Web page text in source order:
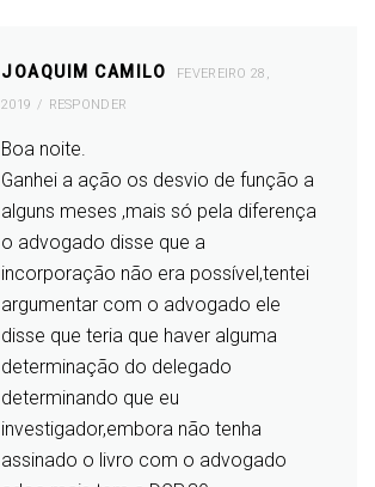
JOAQUIM CAMILO
FEVEREIRO 28,
2019
RESPONDER
Boa noite.
Ganhei a ação os desvio de função a
alguns meses ,mais só pela diferença
o advogado disse que a
incorporação não era possível,tentei
argumentar com o advogado ele
disse que teria que haver alguma
determinação do delegado
determinando que eu
investigador,embora não tenha
assinado o livro com o advogado